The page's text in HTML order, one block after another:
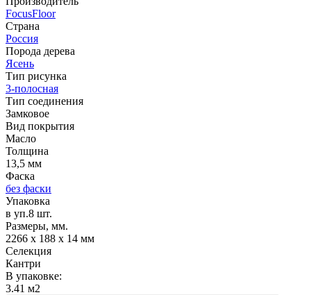
FocusFloor
Страна
Россия
Порода дерева
Ясень
Тип рисунка
3-полосная
Тип соединения
Замковое
Вид покрытия
Масло
Толщина
13,5 мм
Фаска
без фаски
Упаковка
в уп.8 шт.
Размеры, мм.
2266 х 188 х 14 мм
Селекция
Кантри
В упаковке:
3.41 м2